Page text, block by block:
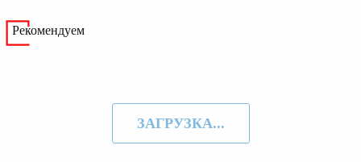
Рекомендуем
ЗАГРУЗКА...